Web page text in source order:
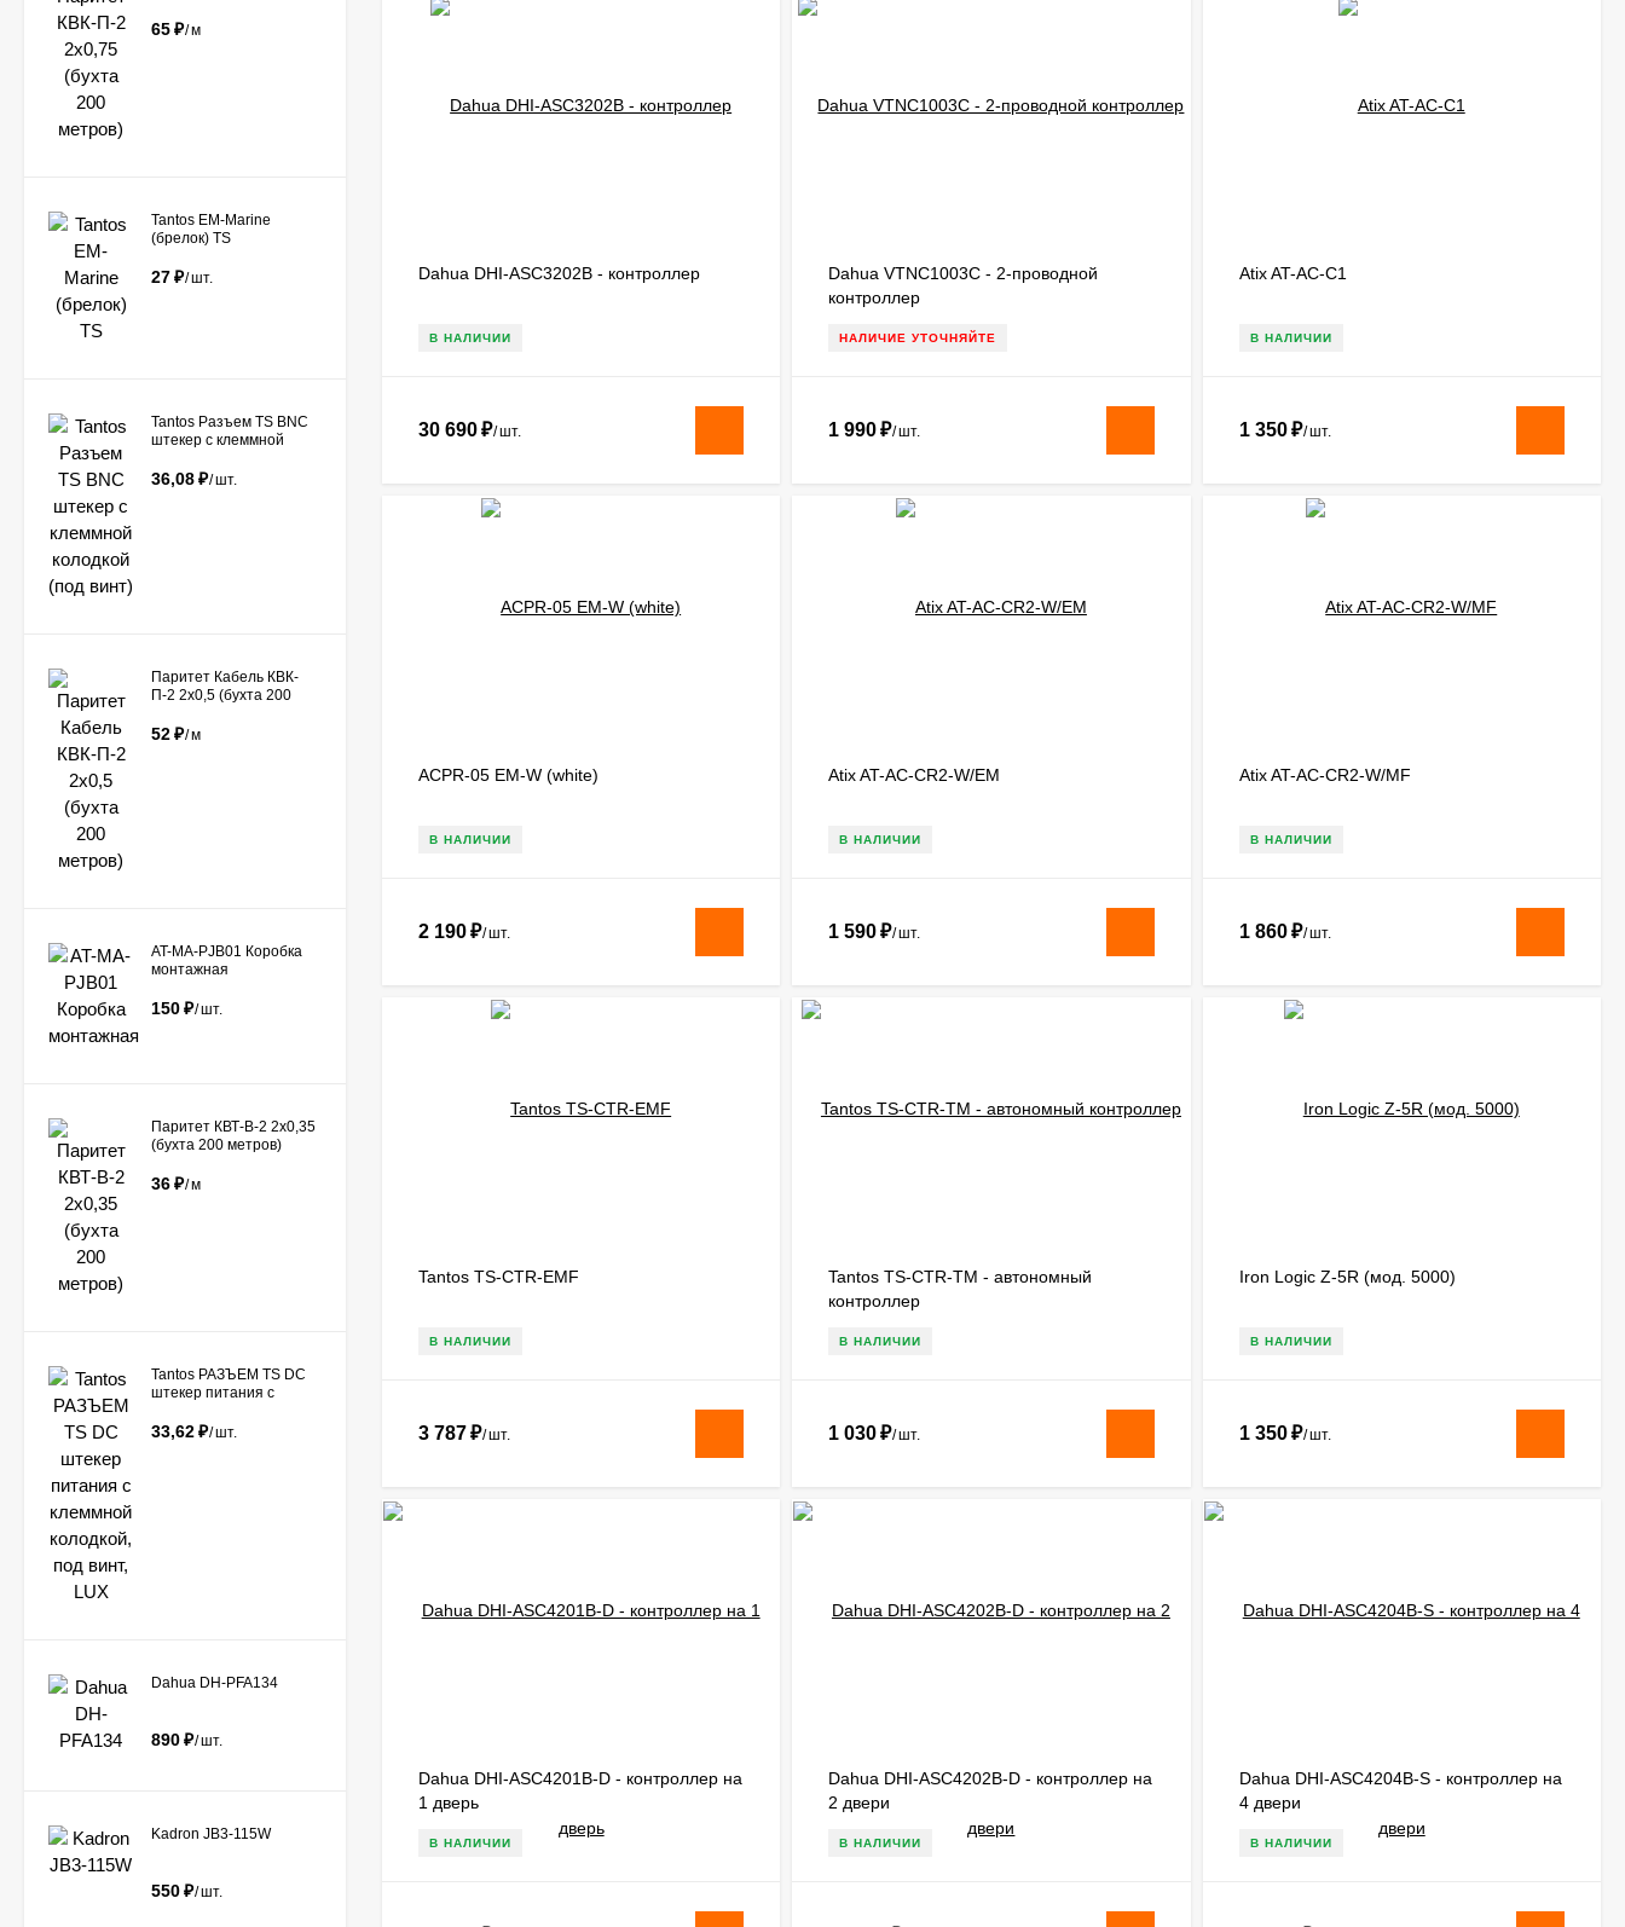
Dahua DHI-ASC3202B - контроллер
В НАЛИЧИИ
30 690₽/шт.
Dahua VTNC1003C - 2-проводной
контроллер
НАЛИЧИЕ УТОЧНЯЙТЕ
1 990₽/шт.
Atix AT-AC-C1
В НАЛИЧИИ
1 350 ₽/шт.
ACPR-05 EM-W (white)
В НАЛИЧИИ
2 190₽/шт.
Atix AT-AC-CR2-W/EM
В НАЛИЧИИ
1 590₽/шт.
Atix AT-AC-CR2-W/MF
В НАЛИЧИИ
1 860 ₽/шт.
Tantos TS-CTR-EMF
В НАЛИЧИИ
3 787₽/шт.
Tantos TS-CTR-TM - автономный
контроллер
В НАЛИЧИИ
1 030₽/шт.
​Iron Logic Z-5R (мод. 5000)
В НАЛИЧИИ
1 350 ₽/шт.
Dahua DHI-ASC4201B-D - контроллер на
1 дверь
В НАЛИЧИИ
Dahua DHI-ASC4202B-D - контроллер на
2 двери
В НАЛИЧИИ
Dahua DHI-ASC4204B-S - контроллер на
4 двери
В НАЛИЧИИ
65₽/м
Tantos EM-Marine
(брелок) TS
27₽/шт.
Tantos Разъем TS BNC
штекер с клеммной
36,08₽/шт.
Паритет Кабель КВК-
П-2 2х0,5 (бухта 200
52₽/м
AT-MA-PJB01 Коробка
монтажная
150₽/шт.
Паритет КВТ-В-2 2х0,35
(бухта 200 метров)
36₽/м
Tantos РАЗЪЕМ TS DC
штекер питания с
винт, LUX
33,62₽/шт.
Dahua DH-PFA134
890₽/шт.
Kadron JB3-115W
550₽/шт.